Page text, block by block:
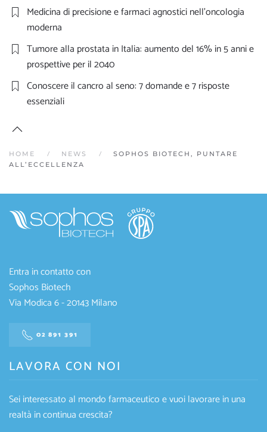
Medicina di precisione e farmaci agnostici nell’oncologia
moderna
Tumore alla prostata in Italia: aumento del 16% in 5 anni e
prospettive per il 2040
Conoscere il cancro al seno: 7 domande e 7 risposte
essenziali
HOME NEWS
SOPHOS BIOTECH, PUNTARE
ALL’ECCELLENZA
Entra in contatto con
Sophos Biotech
Via Modica 6 - 20143 Milano
02 891 391
LAVORA CON NOI
Sei interessato al mondo farmaceutico e vuoi lavorare in una
realtà in continua crescita?